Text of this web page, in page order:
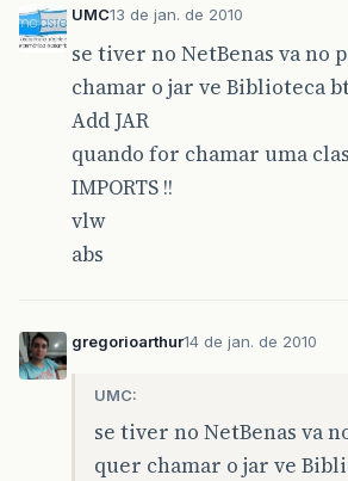
UMC13 de jan. de 2010
se tiver no NetBenas va no
chamar o jar ve Biblioteca
Add JAR
quando for chamar uma
IMPORTS !!
vlw
abs
gregorioarthur14 de jan. de 2010
UMC:
se tiver no NetBenas va
quer chamar o jar ve